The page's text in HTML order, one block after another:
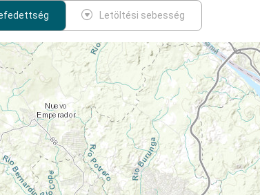
Letöltési sebesség